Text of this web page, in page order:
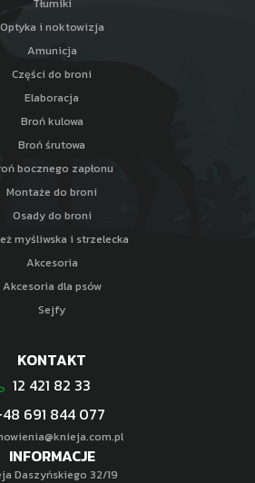
Tłumiki
Optyka i noktowizja
Amunicja
Części do broni
Elaboracja
Broń kulowa
Broń śrutowa
bocznego zapłonu
Montaże do broni
Osady do broni
myśliwska i strzelecka
Akcesoria
Akcesoria dla psów
Sejfy
INFORMACJE
Daszyńskiego 32/19
KONTAKT
12 421 82 33
691 844 077